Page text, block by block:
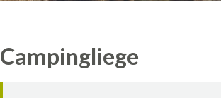
Campingliege